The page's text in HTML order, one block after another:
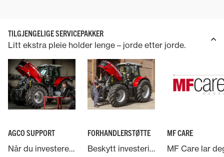
TILGJENGELIGE SERVICEPAKKER
Litt ekstra pleie holder lenge – jorde etter jorde.
AGCO SUPPORT
Når du investerer i en Massey Ferguson-maskin, har du støtte fra AGCO – verdens største leverandør av landbruksmaskiner.
FORHANDLERSTØTTE
Beskytt investeringen i Massey Ferguson-maskinen og la ekspertene ta hånd om den
MF CARE